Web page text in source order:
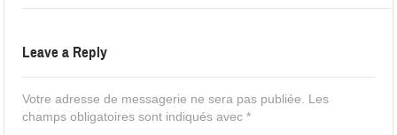
Leave a Reply
Votre adresse de messagerie ne sera pas publiée.
Les
champs obligatoires sont indiqués avec*